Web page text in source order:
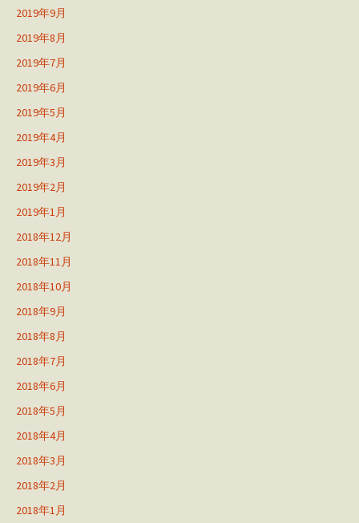
2019年9月
2019年8月
2019年7月
2019年6月
2019年5月
2019年4月
2019年3月
2019年2月
2019年1月
2018年12月
2018年11月
2018年10月
2018年9月
2018年8月
2018年7月
2018年6月
2018年5月
2018年4月
2018年3月
2018年2月
2018年1月